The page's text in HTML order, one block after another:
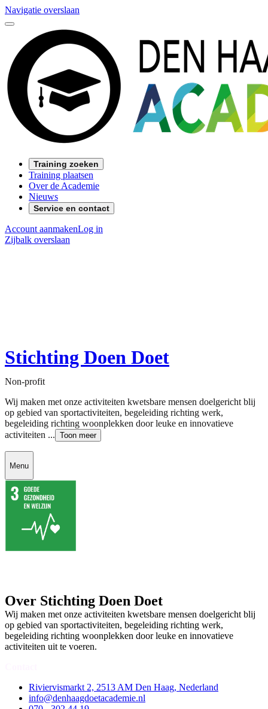
Navigatie overslaan
Training zoeken
Training plaatsen
Over de Academie
Nieuws
Service en contact
Account aanmakenLog in
Zijbalk overslaan
Stichting Doen Doet
Non-profit
Wij maken met onze activiteiten kwetsbare mensen doelgericht blij
op gebied van sportactiviteiten, begeleiding richting werk,
begeleiding richting woonplekken door leuke en innovatieve
activiteiten ... Toon meer
Menu
Over Stichting Doen Doet
Wij maken met onze activiteiten kwetsbare mensen doelgericht blij
op gebied van sportactiviteiten, begeleiding richting werk,
begeleiding richting woonplekken door leuke en innovatieve
activiteiten uit te voeren.
Riviervismarkt 2, 2513 AM Den Haag, Nederland
info@denhaagdoetacademie.nl